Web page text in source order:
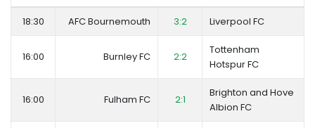
18:30 AFC Bournemouth 3:2 Liverpool FC
16:00 Burnley FC 2:2
Tottenham
Hotspur FC
16:00 Fulham FC 2:1
Brighton and Hove
Albion FC